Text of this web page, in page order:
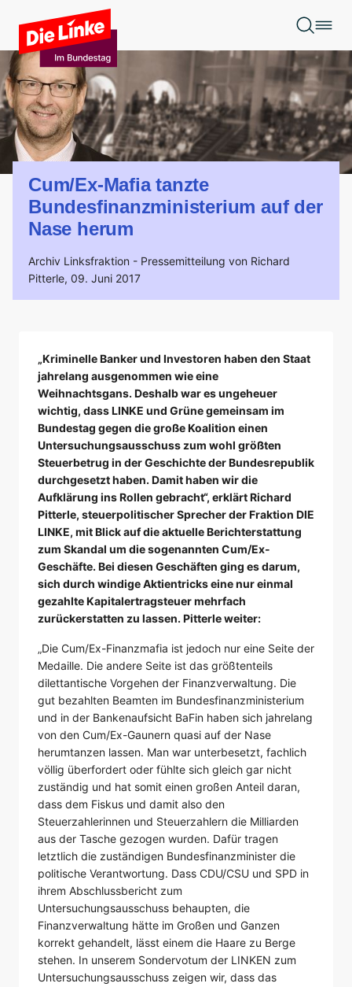
Zum Hauptinhalt springen
Cum/Ex-Mafia tanzte
Bundesfinanzministerium auf der
Nase herum
Archiv Linksfraktion - Pressemitteilung von Richard
Pitterle, 09. Juni 2017
„Kriminelle Banker und Investoren haben den Staat
jahrelang ausgenommen wie eine
Weihnachtsgans. Deshalb war es ungeheuer
wichtig, dass LINKE und Grüne gemeinsam im
Bundestag gegen die große Koalition einen
Untersuchungsausschuss zum wohl größten
Steuerbetrug in der Geschichte der Bundesrepublik
durchgesetzt haben. Damit haben wir die
Aufklärung ins Rollen gebracht“, erklärt Richard
Pitterle, steuerpolitischer Sprecher der Fraktion DIE
LINKE, mit Blick auf die aktuelle Berichterstattung
zum Skandal um die sogenannten Cum/Ex-
Geschäfte. Bei diesen Geschäften ging es darum,
sich durch windige Aktientricks eine nur einmal
gezahlte Kapitalertragsteuer mehrfach
zurückerstatten zu lassen. Pitterle weiter:
„Die Cum/Ex-Finanzmafia ist jedoch nur eine Seite der
Medaille. Die andere Seite ist das größtenteils
dilettantische Vorgehen der Finanzverwaltung. Die
gut bezahlten Beamten im Bundesfinanzministerium
und in der Bankenaufsicht BaFin haben sich jahrelang
von den Cum/Ex-Gaunern quasi auf der Nase
herumtanzen lassen. Man war unterbesetzt, fachlich
völlig überfordert oder fühlte sich gleich gar nicht
zuständig und hat somit einen großen Anteil daran,
dass dem Fiskus und damit also den
Steuerzahlerinnen und Steuerzahlern die Milliarden
aus der Tasche gezogen wurden. Dafür tragen
letztlich die zuständigen Bundesfinanzminister die
politische Verantwortung. Dass CDU/CSU und SPD in
ihrem Abschlussbericht zum
Untersuchungsausschuss behaupten, die
Finanzverwaltung hätte im Großen und Ganzen
korrekt gehandelt, lässt einem die Haare zu Berge
stehen. In unserem Sondervotum der LINKEN zum
Untersuchungsausschuss zeigen wir, dass das